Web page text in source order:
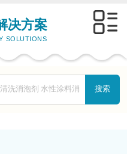
决方案
SOLUTIONS